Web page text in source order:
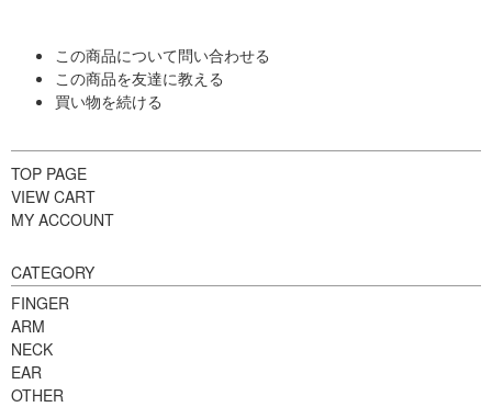
この商品について問い合わせる
この商品を友達に教える
買い物を続ける
TOP PAGE
VIEW CART
MY ACCOUNT
CATEGORY
FINGER
ARM
NECK
EAR
OTHER